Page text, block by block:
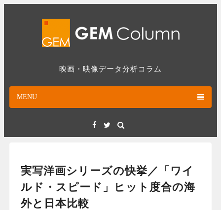
映画・映像データ分析コラム
MENU
Facebook
Twitter
実写洋画シリーズの快挙／「ワイ
ルド・スピード」ヒット度合の海
外と日本比較